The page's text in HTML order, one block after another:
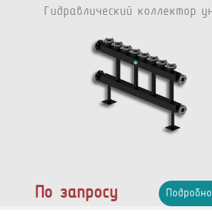
Гидравлический коллектор
По запросу